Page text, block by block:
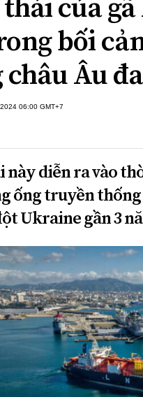
Góc nhìn luật
Hồ sơ điều tra
Tiếng nói công
An ninh - Hình
INFOCUS
bối
Âu
06:00 GMT+7
này diễn ra vào
ống truyền
Ukraine gần 3